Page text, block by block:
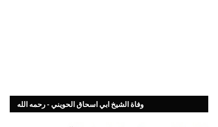
وفاة الشيخ ابي اسحاق الحويني - رحمه الله